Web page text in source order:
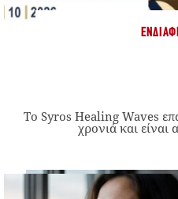
Το Syros Healing Waves
χρονιά και είναι